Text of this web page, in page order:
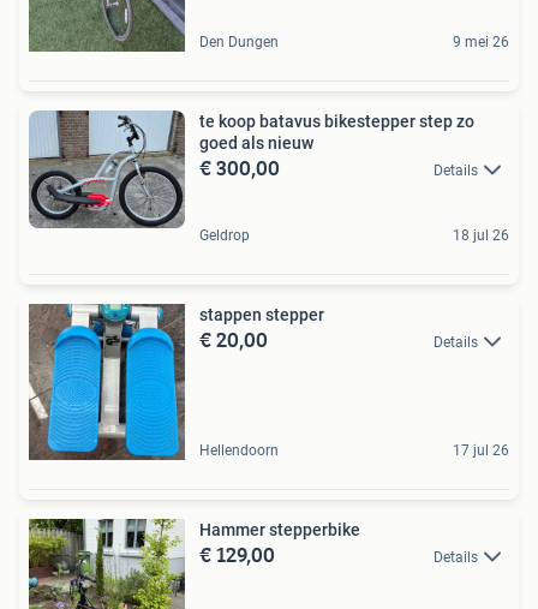
Den Dungen 9 mei 26
te koop batavus bikestepper step zo
goed als nieuw
€ 300,00 Details
Geldrop 18 jul 26
stappen stepper
€ 20,00 Details
Hellendoorn 17 jul 26
Hammer stepperbike
€ 129,00 Details